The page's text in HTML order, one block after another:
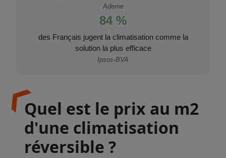
Ademe
84 %
des Français jugent la climatisation comme la
solution la plus efficace
Ipsos-BVA
Quel est le prix au m2
d'une climatisation
réversible ?